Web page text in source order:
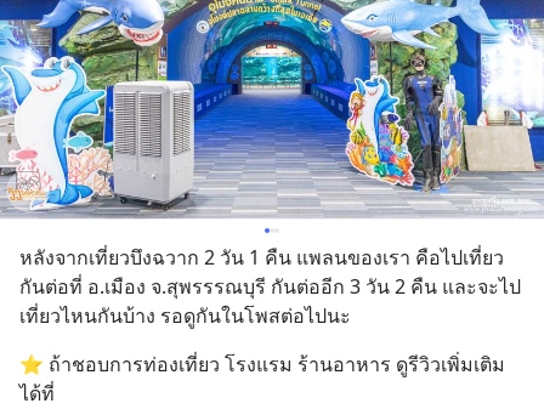
หลังจากเที่ยวบึงฉวาก 2 วัน 1 คืน แพลนของเรา คือไปเที่ยว
กันต่อที่ อ.เมือง จ.สุพรรรณบุรี กันต่ออีก 3 วัน 2 คืน และจะไป
เที่ยวไหนกันบ้าง รอดูกันในโพสต่อไปนะ
⭐️ ถ้าชอบการท่องเที่ยว โรงแรม ร้านอาหาร ดูรีวิวเพิ่มเติม
ได้ที่